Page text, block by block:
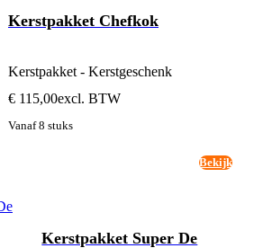
Kerstpakket Chefkok
Kerstpakket - Kerstgeschenk
€ 115,00excl. BTW
Vanaf 8 stuks
Bekijk
Kerstpakket Super De